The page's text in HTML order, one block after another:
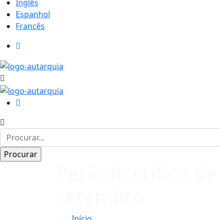
Inglês
Espanhol
Francês